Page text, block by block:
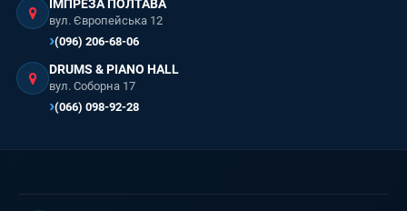
ІМПРЕЗА ПОЛТАВА
вул. Європейська 12
(096) 206-68-06
DRUMS & PIANO HALL
вул. Соборна 17
(066) 098-92-28